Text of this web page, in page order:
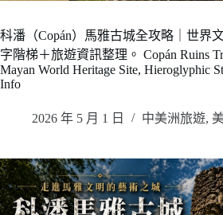
科潘（Copán）馬雅古城全攻略｜世界
字階梯＋旅遊資訊整理。 Copán Ruins
Mayan World Heritage Site, Hieroglyphic
Info
2026 年 5 月 1 日 中美洲旅遊,